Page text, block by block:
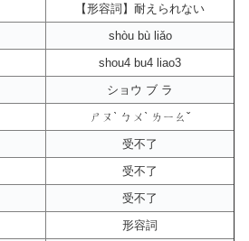
【形容詞】耐えられない
shòu bù liǎo
shou4 bu4 liao3
ショウ ブ ラ
ㄕㄡˋ ㄅㄨˋ ㄌㄧㄠˇ
受不了
受不了
受不了
形容詞